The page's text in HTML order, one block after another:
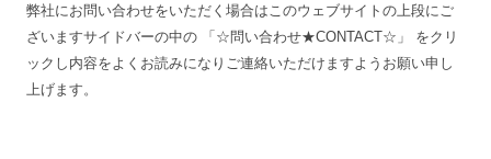
弊社にお問い合わせをいただく場合はこのウェブサイトの上段にご
ざいますサイドバーの中の 「☆問い合わせ★CONTACT☆」 をクリ
ックし内容をよくお読みになりご連絡いただけますようお願い申し
上げます。